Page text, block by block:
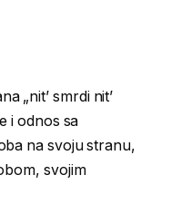
„nit’ smrdi nit’
i odnos sa
na svoju stranu,
svojim